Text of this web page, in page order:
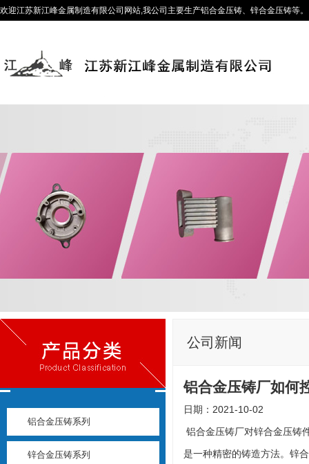
欢迎江苏新江峰金属制造有限公司网站,我公司主要生产铝合金压铸、锌合金压铸等
铝合金压铸系列
锌合金压铸系列
公司新闻
铝合金压铸厂如何
日期：2021-10-02
铝合金压铸厂对锌合金压铸
是一种精密的铸造方法。锌